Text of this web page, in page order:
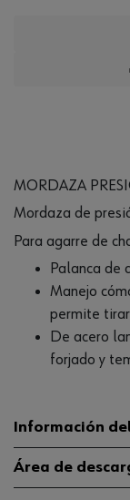
MORDAZA
Mordaza de
Para agarre de
Palanca de
Manejo
permite
De acero
forjado y
Información
Anchura máxima
Área de